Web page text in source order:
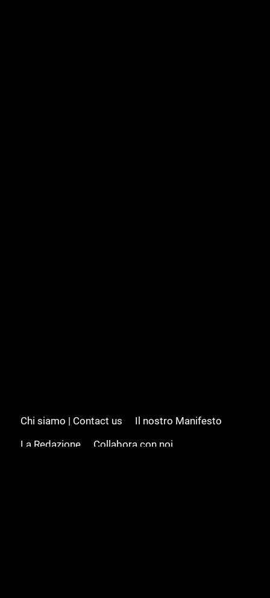
Chi siamo | Contact us
Il nostro Manifesto
La Redazione
Collabora con noi